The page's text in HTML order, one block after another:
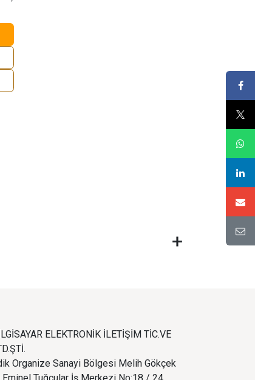
ELEKTRONİK İLETİŞİM TİC.VE
Organize Sanayi Bölgesi Melih Gökçek